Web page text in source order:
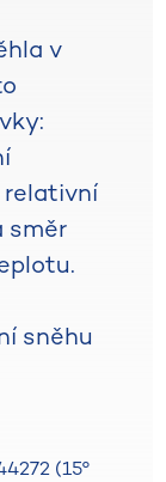
v
relativní
směr
sněhu
(15°